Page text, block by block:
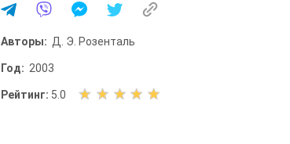
Авторы: Д. Э. Розенталь
Год: 2003
Рейтинг: 5.0
О